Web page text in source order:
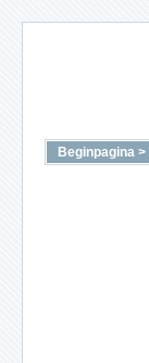
Beginpagina >